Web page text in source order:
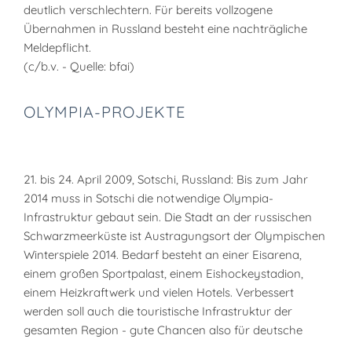
deutlich verschlechtern. Für bereits vollzogene
Übernahmen in Russland besteht eine nachträgliche
Meldepflicht.
(c/b.v. - Quelle: bfai)
OLYMPIA-PROJEKTE
21. bis 24. April 2009, Sotschi, Russland: Bis zum Jahr
2014 muss in Sotschi die notwendige Olympia-
Infrastruktur gebaut sein. Die Stadt an der russischen
Schwarzmeerküste ist Austragungsort der Olympischen
Winterspiele 2014. Bedarf besteht an einer Eisarena,
einem großen Sportpalast, einem Eishockeystadion,
einem Heizkraftwerk und vielen Hotels. Verbessert
werden soll auch die touristische Infrastruktur der
gesamten Region - gute Chancen also für deutsche